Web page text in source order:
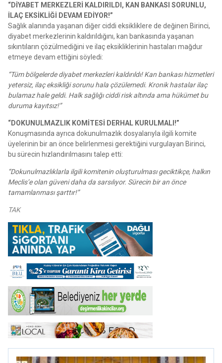
“DİYABET MERKEZLERİ KALDIRILDI, KAN BANKASI SORUNLU,
İLAÇ EKSİKLİĞİ DEVAM EDİYOR!”
Sağlık alanında yaşanan diğer ciddi eksikliklere de değinen Birinci,
diyabet merkezlerinin kaldırıldığını, kan bankasında yaşanan
sıkıntıların çözülmediğini ve ilaç eksikliklerinin hastaları mağdur
etmeye devam ettiğini söyledi:
“Tüm bölgelerde diyabet merkezleri kaldırıldı! Kan bankası hizmetleri
yetersiz, ilaç eksikliği sorunu hala çözülemedi. Kronik hastalar ilaç
bulamaz hale geldi. Halk sağlığı ciddi risk altında ama hükümet bu
duruma kayıtsız!”
“DOKUNULMAZLIK KOMİTESİ DERHAL KURULMALI!”
Konuşmasında ayrıca dokunulmazlık dosyalarıyla ilgili komite
üyelerinin bir an önce belirlenmesi gerektiğini vurgulayan Birinci,
bu sürecin hızlandırılmasını talep etti:
“Dokunulmazlıklarla ilgili komitenin oluşturulması geciktikçe, halkın
Meclis’e olan güveni daha da sarsılıyor. Sürecin bir an önce
tamamlanması şarttır!”
TAK